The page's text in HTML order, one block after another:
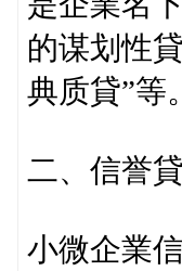
的谋划性
典质貸”等
二、信誉貸
小微企業